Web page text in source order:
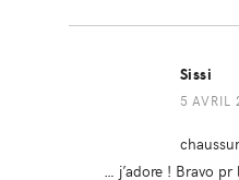
Sissi
5 AVRIL
… j’adore ! Bravo